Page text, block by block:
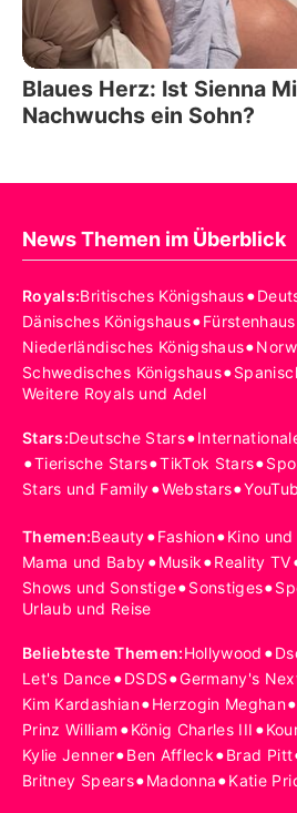
Blaues Herz: Ist Sienna
Nachwuchs ein Sohn?
News Themen im Überblick
Royals:Britisches Königshaus•
Dänisches Königshaus•
Niederländisches Königshaus•
Schwedisches Königshaus•
Weitere Royals und Adel
Stars:Deutsche Stars•
•Tierische Stars•TikTok Stars•
Stars und Family•Webstars•
Themen:Beauty•Fashion•Kino und
Mama und Baby•Musik•Reality TV
Shows und Sonstige•Sonstiges•
Urlaub und Reise
Beliebteste Themen:Hollywood •
Let's Dance•DSDS•Germany's
Kim Kardashian•Herzogin Meghan•
Prinz William •König Charles III •
Kylie Jenner•Ben Affleck•Brad Pitt
Britney Spears•Madonna•Katie